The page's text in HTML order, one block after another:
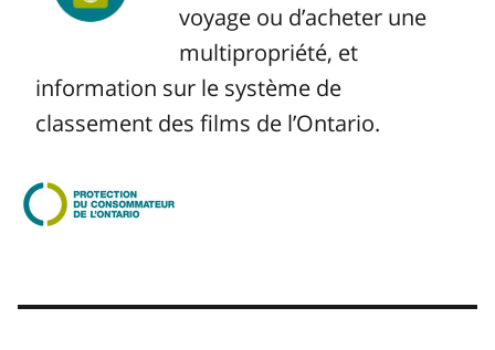
voyage ou d’acheter une
multipropriété, et
information sur le système de
classement des films de l’Ontario.